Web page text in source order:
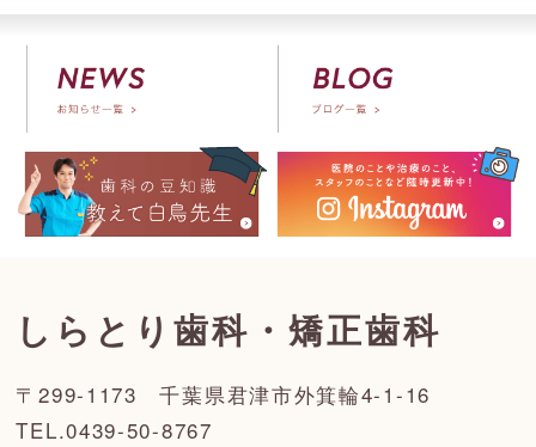
しらとり歯科・矯正歯科
〒299-1173 千葉県君津市外箕輪4-1-16
TEL.0439-50-8767